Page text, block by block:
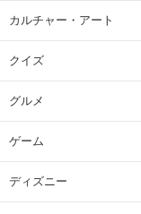
カルチャー・アート
クイズ
グルメ
ゲーム
ディズニー